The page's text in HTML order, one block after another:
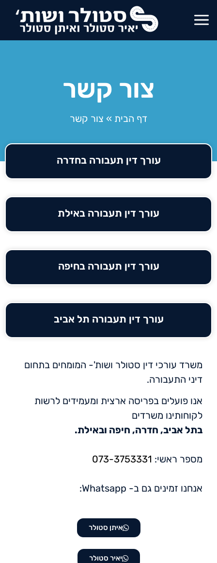
צור קשר
דף הבית » צור קשר
עורך דין תעבורה בחדרה
עורך דין תעבורה באילת
עורך דין תעבורה בחיפה
עורך דין תעבורה תל אביב
משרד עורכי דין סטולר ושות'- המומחים בתחום
דיני התעבורה.
אנו פועלים בפריסה ארצית ומעמידים לרשות
לקוחותינו משרדים
בתל אביב, חדרה, חיפה ובאילת.
מספר ראשי: 073-3753331
אנחנו זמינים גם ב- Whatsapp:
איתן סטולר
יאיר סטולר